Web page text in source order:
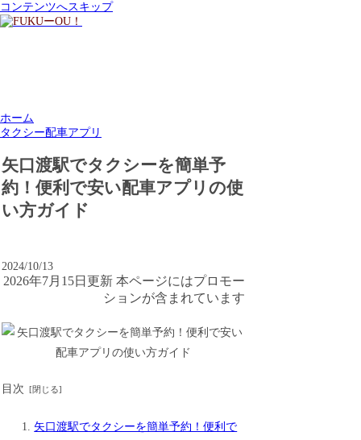
コンテンツへスキップ
ホーム
タクシー配車アプリ
矢口渡駅でタクシーを簡単予
約！便利で安い配車アプリの使
い方ガイド
2024/10/13
2026年7月15日更新 本ページにはプロモー
ションが含まれています
目次
矢口渡駅でタクシーを簡単予約！便利で